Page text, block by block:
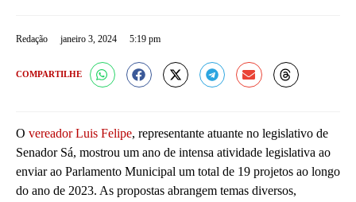
Redação janeiro 3, 2024 5:19 pm
COMPARTILHE
O vereador Luis Felipe, representante atuante no legislativo de
Senador Sá, mostrou um ano de intensa atividade legislativa ao
enviar ao Parlamento Municipal um total de 19 projetos ao longo
do ano de 2023. As propostas abrangem temas diversos,